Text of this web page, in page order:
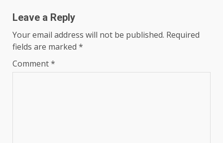
Leave a Reply
Your email address will not be published. Required
fields are marked *
Comment*